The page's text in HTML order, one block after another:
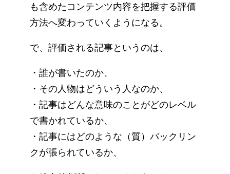
も含めたコンテンツ内容を把握する評価
方法へ変わっていくようになる。
で、評価される記事というのは、
・誰が書いたのか、
・その人物はどういう人なのか、
・記事はどんな意味のことがどのレベル
で書かれているか、
・記事にはどのような（質）バックリン
クが張られているか、